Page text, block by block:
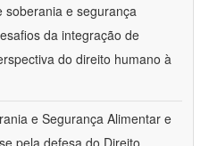
soberania e segurança
da integração de
do direito humano à
e Segurança Alimentar e